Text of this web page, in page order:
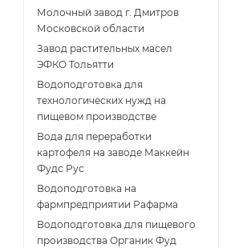
Молочный завод г. Дмитров
Московской области
Завод растительных масел
ЭФКО Тольятти
Водоподготовка для
технологических нужд на
пищевом производстве
Вода для переработки
картофеля на заводе Маккейн
Фудс Рус
Водоподготовка на
фармпредприятии Рафарма
Водоподготовка для пищевого
производства Органик Фуд